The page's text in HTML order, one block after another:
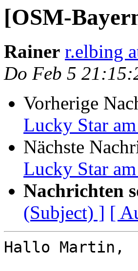
[OSM-
Rainer r.elbing
Do Feb 5
Vorherige
Lucky Star
Nächste
Lucky Star
Nachrichten
(Subject) ] [
Hallo Martin,